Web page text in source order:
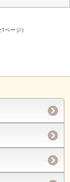
ページ）